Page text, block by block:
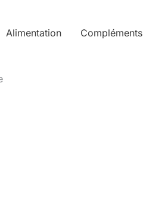
Alimentation Compléments